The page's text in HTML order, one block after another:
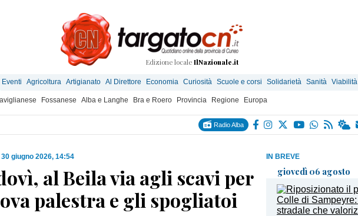
Edizione locale IlNazionale.it
Eventi Agricoltura Artigianato Al Direttore Economia Curiosità Scuole e corsi Solidarietà Sanità Viabilità
Fossanese Alba e Langhe Bra e Roero Provincia Regione Europa
Radio Alba
IN BREVE
giovedì 06 agosto
30 giugno 2026, 14:54
al Beila via agli scavi per
palestra e gli spogliatoi